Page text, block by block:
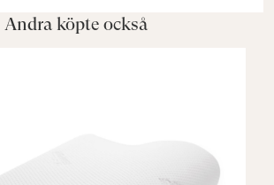
Andra köpte också